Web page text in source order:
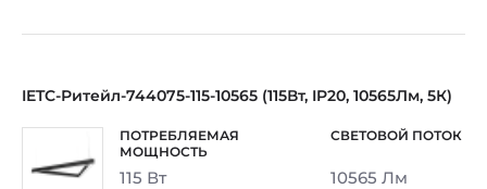
IETC-Ритейл-744075-115-10565 (115Вт, IP20, 10565Лм, 5К)
115 Вт 10565 Лм